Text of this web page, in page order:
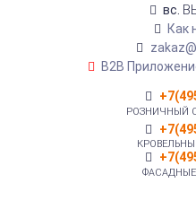
вс.
Как
B2B
РОЗНИЧНЫЙ